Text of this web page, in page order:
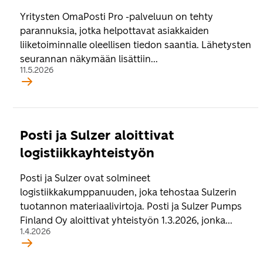
Yritysten OmaPosti Pro -palveluun on tehty
parannuksia, jotka helpottavat asiakkaiden
liiketoiminnalle oleellisen tiedon saantia. Lähetysten
seurannan näkymään lisättiin...
11.5.2026
Posti ja Sulzer aloittivat
logistiikkayhteistyön
Posti ja Sulzer ovat solmineet
logistiikkakumppanuuden, joka tehostaa Sulzerin
tuotannon materiaalivirtoja. Posti ja Sulzer Pumps
Finland Oy aloittivat yhteistyön 1.3.2026, jonka...
1.4.2026